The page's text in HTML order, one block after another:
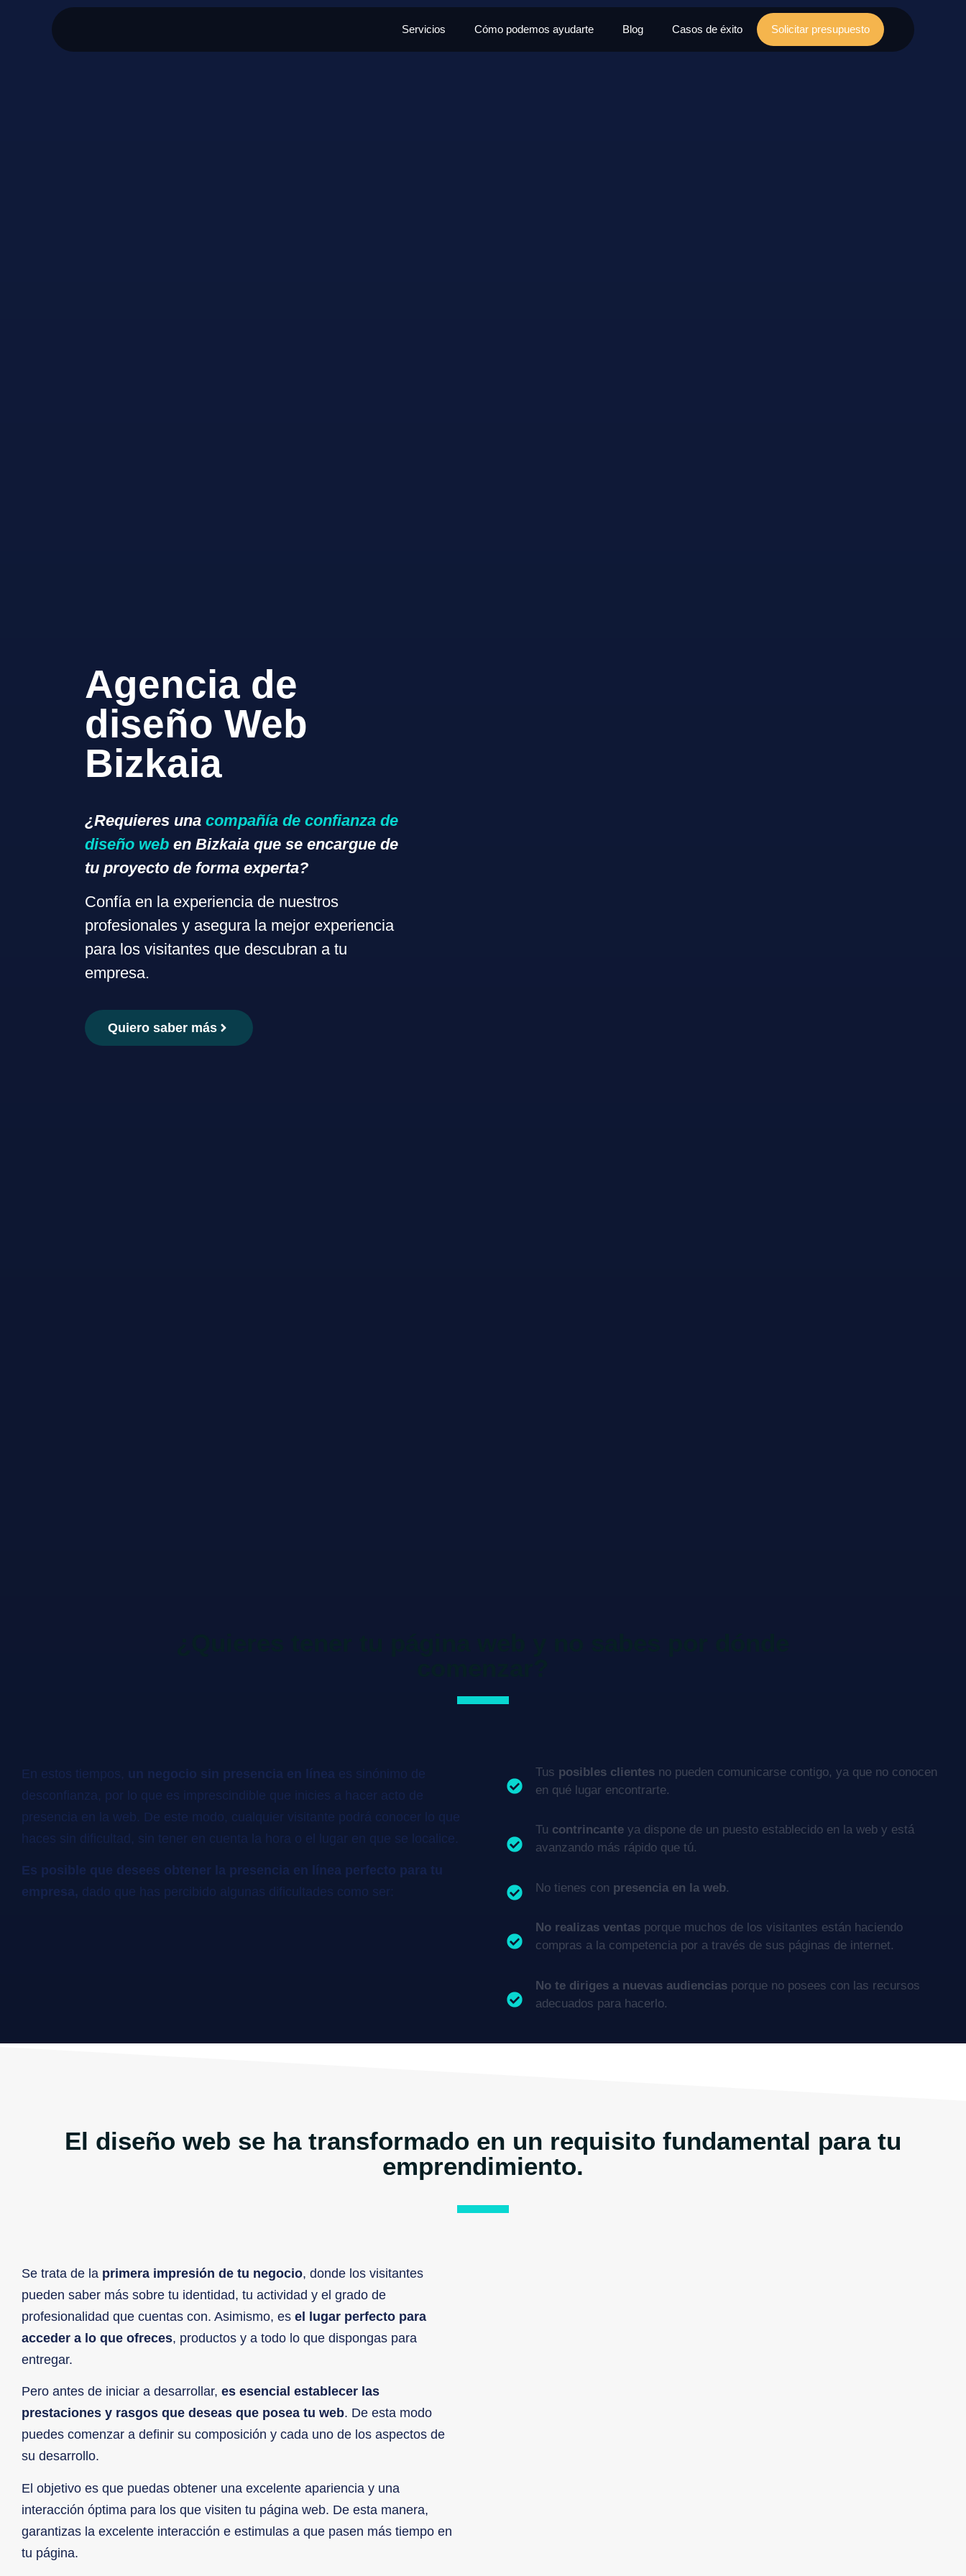
Servicios Cómo podemos ayudarte Blog Casos de éxito Solicitar presupuesto
Agencia de
diseño Web
Bizkaia
¿Requieres una compañía de confianza de
diseño weben Bizkaia que se encargue de
tu proyecto de forma experta?
Confía en la experiencia de nuestros
profesionales y asegura la mejor experiencia
para los visitantes que descubran a tu
empresa.
Quiero saber más
En estos tiempos, un negocio sin presencia en línea es sinónimo de
desconfianza, por lo que es imprescindible que inicies a hacer acto de
presencia en la web. De este modo, cualquier visitante podrá conocer lo que
haces sin dificultad, sin tener en cuenta la hora o el lugar en que se localice.
Es posible que desees obtener la presencia en línea perfecto para tu
empresa, dado que has percibido algunas dificultades como ser:
Tus posibles clientesno pueden comunicarse contigo, ya que no conocen
en qué lugar encontrarte.
Tu contrincanteya dispone de un puesto establecido en la web y está
avanzando más rápido que tú.
No tienes con presencia en la web.
No realizas ventasporque muchos de los visitantes están haciendo
compras a la competencia por a través de sus páginas de internet.
No te diriges a nuevas audienciasporque no posees con las recursos
adecuados para hacerlo.
El diseño web se ha transformado en un requisito fundamental para tu
emprendimiento.
Se trata de la primera impresión de tu negocio, donde los visitantes
pueden saber más sobre tu identidad, tu actividad y el grado de
profesionalidad que cuentas con. Asimismo, es el lugar perfecto para
acceder a lo que ofreces, productos y a todo lo que dispongas para
entregar.
Pero antes de iniciar a desarrollar, es esencial establecer las
prestaciones y rasgos que deseas que posea tu web. De esta modo
puedes comenzar a definir su composición y cada uno de los aspectos de
su desarrollo.
El objetivo es que puedas obtener una excelente apariencia y una
interacción óptima para los que visiten tu página web. De esta manera,
garantizas la excelente interacción e estimulas a que pasen más tiempo en
tu página.